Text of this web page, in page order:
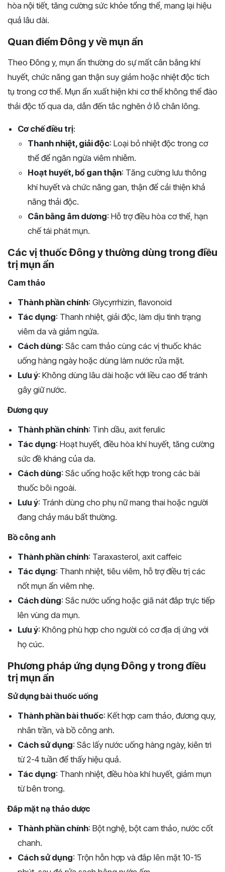
hòa nội tiết, tăng cường sức khỏe tổng thể, mang lại hiệu
quả lâu dài.
Quan điểm Đông y về mụn ẩn
Theo Đông y, mụn ẩn thường do sự mất cân bằng khí
huyết, chức năng gan thận suy giảm hoặc nhiệt độc tích
tụ trong cơ thể. Mụn ẩn xuất hiện khi cơ thể không thể đào
thải độc tố qua da, dẫn đến tắc nghẽn ở lỗ chân lông.
Cơ chế điều trị:
Thanh nhiệt, giải độc: Loại bỏ nhiệt độc trong cơ
thể để ngăn ngừa viêm nhiễm.
Hoạt huyết, bổ gan thận: Tăng cường lưu thông
khí huyết và chức năng gan, thận để cải thiện khả
năng thải độc.
Cân bằng âm dương: Hỗ trợ điều hòa cơ thể, hạn
chế tái phát mụn.
Các vị thuốc Đông y thường dùng trong điều
trị mụn ẩn
Cam thảo
Thành phần chính: Glycyrrhizin, flavonoid
Tác dụng: Thanh nhiệt, giải độc, làm dịu tình trạng
viêm da và giảm ngứa.
Cách dùng: Sắc cam thảo cùng các vị thuốc khác
uống hàng ngày hoặc dùng làm nước rửa mặt.
Lưu ý: Không dùng lâu dài hoặc với liều cao để tránh
gây giữ nước.
Đương quy
Thành phần chính: Tinh dầu, axit ferulic
Tác dụng: Hoạt huyết, điều hòa khí huyết, tăng cường
sức đề kháng của da.
Cách dùng: Sắc uống hoặc kết hợp trong các bài
thuốc bôi ngoài.
Lưu ý: Tránh dùng cho phụ nữ mang thai hoặc người
đang chảy máu bất thường.
Bồ công anh
Thành phần chính: Taraxasterol, axit caffeic
Tác dụng: Thanh nhiệt, tiêu viêm, hỗ trợ điều trị các
nốt mụn ẩn viêm nhẹ.
Cách dùng: Sắc nước uống hoặc giã nát đắp trực tiếp
lên vùng da mụn.
Lưu ý: Không phù hợp cho người có cơ địa dị ứng với
họ cúc.
Phương pháp ứng dụng Đông y trong điều
trị mụn ẩn
Sử dụng bài thuốc uống
Thành phần bài thuốc: Kết hợp cam thảo, đương quy,
nhân trần, và bồ công anh.
Cách sử dụng: Sắc lấy nước uống hàng ngày, kiên trì
từ 2-4 tuần để thấy hiệu quả.
Tác dụng: Thanh nhiệt, điều hòa khí huyết, giảm mụn
từ bên trong.
Đắp mặt nạ thảo dược
Thành phần chính: Bột nghệ, bột cam thảo, nước cốt
chanh.
Cách sử dụng: Trộn hỗn hợp và đắp lên mặt 10-15